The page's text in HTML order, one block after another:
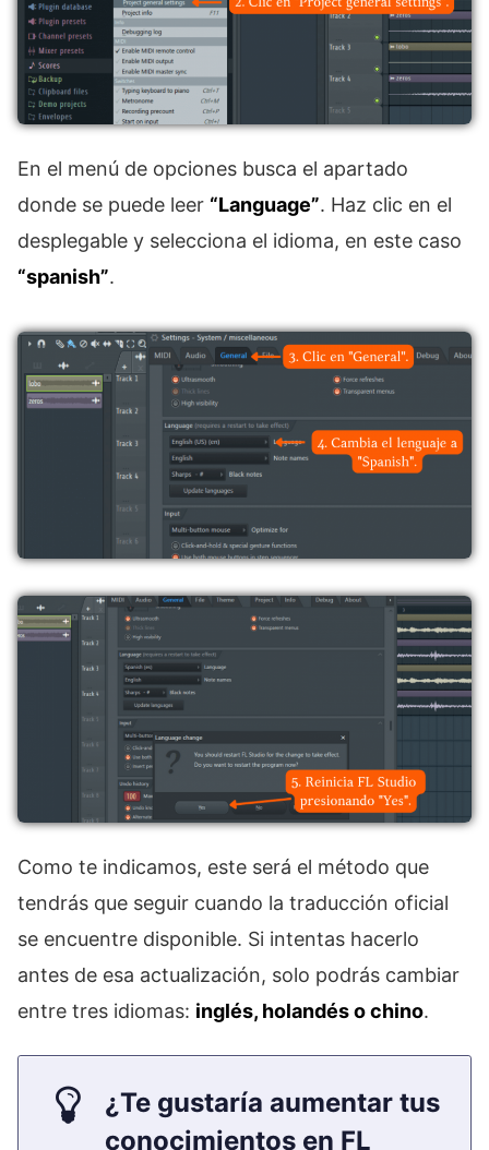
En el menú de opciones busca el apartado
donde se puede leer “Language”. Haz clic en el
desplegable y selecciona el idioma, en este caso
“spanish”.
Como te indicamos, este será el método que
tendrás que seguir cuando la traducción oficial
se encuentre disponible. Si intentas hacerlo
antes de esa actualización, solo podrás cambiar
entre tres idiomas: inglés, holandés o chino.
¿Te gustaría aumentar tus
conocimientos en FL